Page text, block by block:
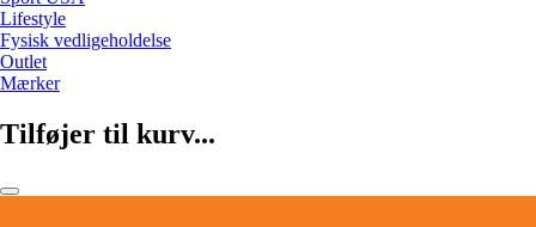
Lifestyle
Fysisk vedligeholdelse
Outlet
Mærker
Tilføjer til kurv...